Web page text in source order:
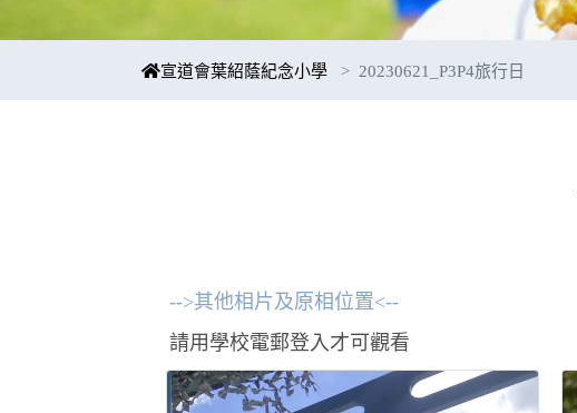
宣道會葉紹蔭紀念小學 20230621_P3P4旅行日
-->其他相片及原相位置<--
請用學校電郵登入才可觀看